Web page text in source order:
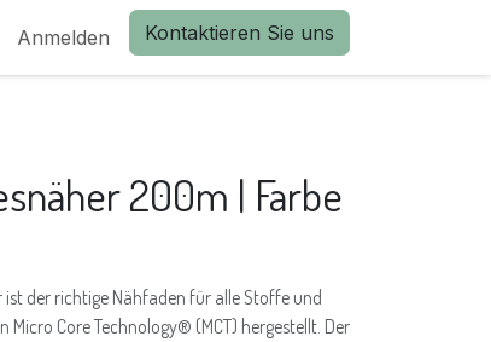
Anmelden Kontaktieren Sie uns
200m | Farbe
der richtige Nähfaden für alle Stoffe und
Micro Core Technology® (MCT) hergestellt. Der